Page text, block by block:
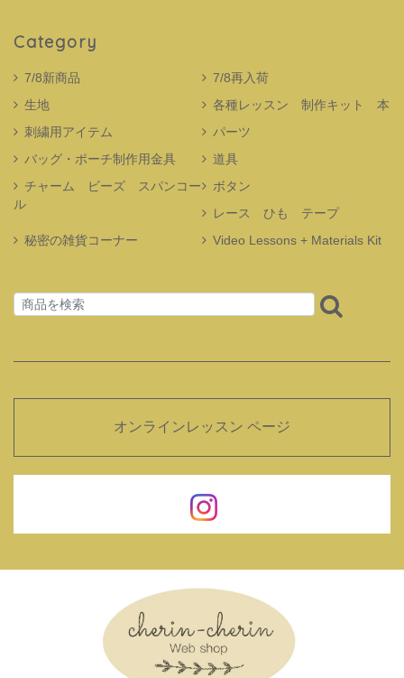
Category
7/8新商品
7/8再入荷
生地
各種レッスン 制作キット 本
刺繍用アイテム
パーツ
バッグ・ポーチ制作用金具
道具
チャーム ビーズ スパンコー
ル
ボタン
レース ひも テープ
秘密の雑貨コーナー
Video Lessons + Materials Kit
オンラインレッスン ページ